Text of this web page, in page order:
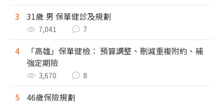
3 31歲 男 保單健診及規劃
7,041 7
4
「高雄」保單健檢： 預算調整、刪減重複附約、補
強定期險
3,670 8
5 46歲保險規劃